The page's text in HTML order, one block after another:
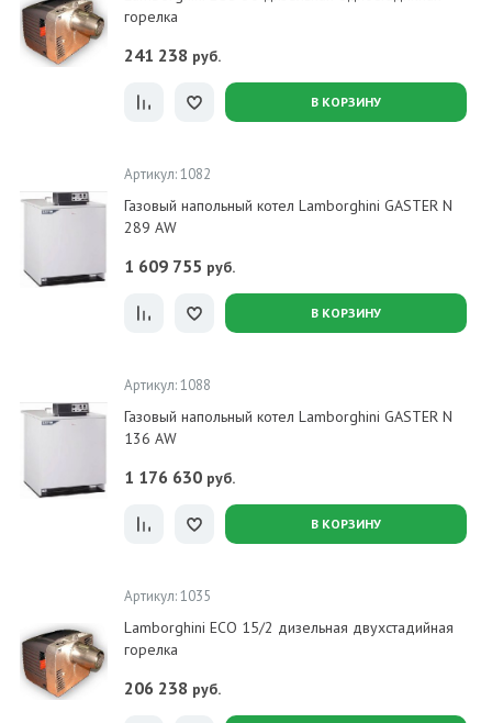
горелка
241 238 руб.
В КОРЗИНУ
Артикул: 1082
Газовый напольный котел Lamborghini GASTER N
289 AW
1 609 755 руб.
В КОРЗИНУ
Артикул: 1088
Газовый напольный котел Lamborghini GASTER N
136 AW
1 176 630 руб.
В КОРЗИНУ
Артикул: 1035
Lamborghini ECO 15/2 дизельная двухстадийная
горелка
206 238 руб.